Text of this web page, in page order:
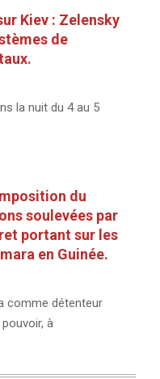
Kiev : Zelensky
de
la nuit du 4 au 5
du
soulevées par
portant sur les
en Guinée.
comme détenteur
à